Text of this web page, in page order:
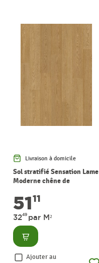
Livraison à domicile
Sol stratifié Sensation Lame
Moderne chêne de
5111
3249 par M²
Consulter
Ajouter au